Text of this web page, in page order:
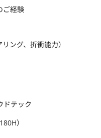
ご経験
ング、折衝能力）
テック
）